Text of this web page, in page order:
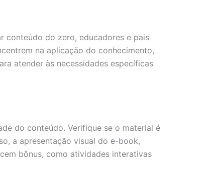
conteúdo do zero, educadores e pais
na aplicação do conhecimento,
atender às necessidades específicas
do conteúdo. Verifique se o material é
a apresentação visual do e-book,
bônus, como atividades interativas